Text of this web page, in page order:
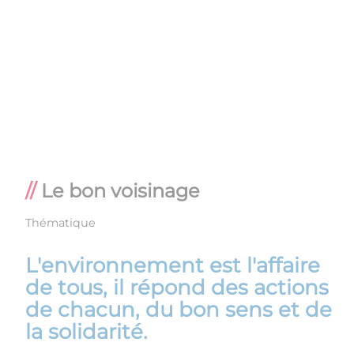
Le bon voisinage
Thématique
L'environnement est l'affaire
de tous, il répond des actions
de chacun, du bon sens et de
la solidarité.